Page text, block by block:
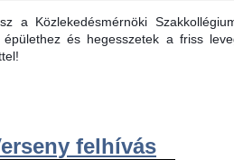
a Közlekedésmérnöki
és hegesszetek a friss
felhívás